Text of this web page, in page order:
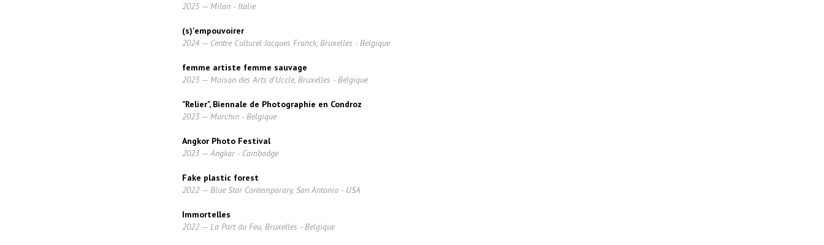
2025 — Milan - Italie
(s)'empouvoirer
2024 — Centre Culturel Jacques Franck, Bruxelles - Belgique
femme artiste femme sauvage
2023 — Maison des Arts d'Uccle, Bruxelles - Belgique
"Relier", Biennale de Photographie en Condroz
2023 — Marchin - Belgique
Angkor Photo Festival
2023 — Angkor - Cambodge
Fake plastic forest
2022 — Blue Star Contemporary, San Antonio - USA
Immortelles
2022 — La Part du Feu, Bruxelles - Belgique